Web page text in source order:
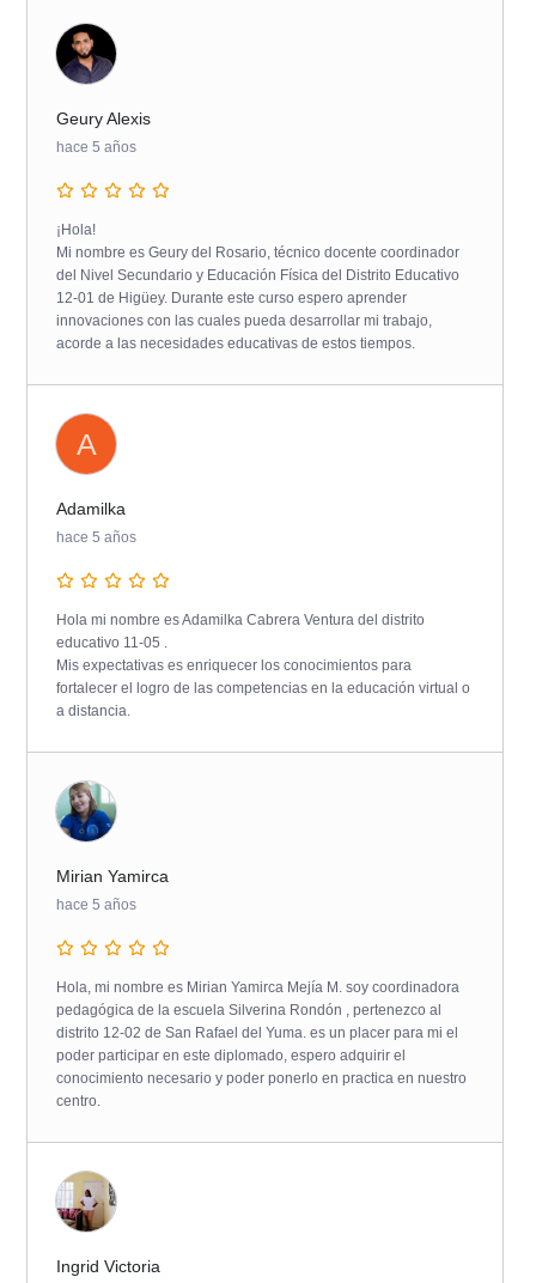
Geury Alexis
hace 5 años
¡Hola!
Mi nombre es Geury del Rosario, técnico docente coordinador
del Nivel Secundario y Educación Física del Distrito Educativo
12-01 de Higüey. Durante este curso espero aprender
innovaciones con las cuales pueda desarrollar mi trabajo,
acorde a las necesidades educativas de estos tiempos.
A
Adamilka
hace 5 años
Hola mi nombre es Adamilka Cabrera Ventura del distrito
educativo 11-05 .
Mis expectativas es enriquecer los conocimientos para
fortalecer el logro de las competencias en la educación virtual o
a distancia.
Mirian Yamirca
hace 5 años
Hola, mi nombre es Mirian Yamirca Mejía M. soy coordinadora
pedagógica de la escuela Silverina Rondón , pertenezco al
distrito 12-02 de San Rafael del Yuma. es un placer para mi el
poder participar en este diplomado, espero adquirir el
conocimiento necesario y poder ponerlo en practica en nuestro
centro.
Ingrid Victoria